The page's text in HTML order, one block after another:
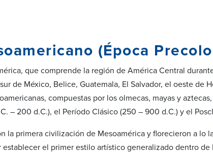
(Época
que comprende la región de América Central
de México, Belice, Guatemala, El Salvador, el oeste de
compuestas por los olmecas, mayas y
– 200 d.C.), el Período Clásico (250 – 900 d.C.) y el
la primera civilización de Mesoamérica y florecieron a lo
el primer estilo artístico generalizado dentro